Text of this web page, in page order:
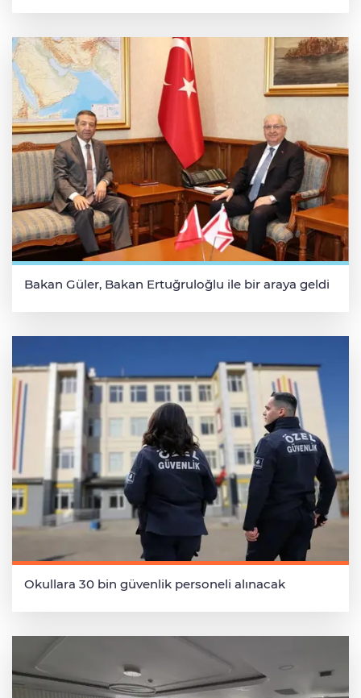
Bakan Güler, Bakan Ertuğruloğlu ile bir araya geldi
Okullara 30 bin güvenlik personeli alınacak